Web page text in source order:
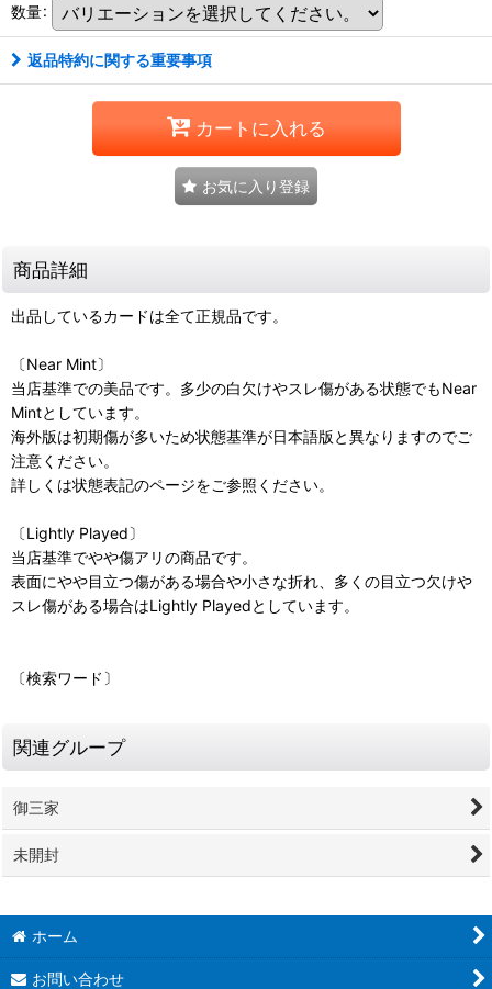
数量:
返品特約に関する重要事項
カートに入れる
お気に入り登録
商品詳細
出品しているカードは全て正規品です。
〔Near Mint〕
当店基準での美品です。多少の白欠けやスレ傷がある状態でもNear
Mintとしています。
海外版は初期傷が多いため状態基準が日本語版と異なりますのでご
注意ください。
詳しくは状態表記のページをご参照ください。
〔Lightly Played〕
当店基準でやや傷アリの商品です。
表面にやや目立つ傷がある場合や小さな折れ、多くの目立つ欠けや
スレ傷がある場合はLightly Playedとしています。
〔検索ワード〕
関連グループ
御三家
未開封
ホーム
お問い合わせ